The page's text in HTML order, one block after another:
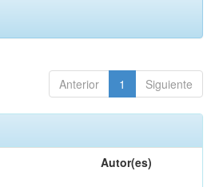
Anterior 1 Siguiente
Autor(es)